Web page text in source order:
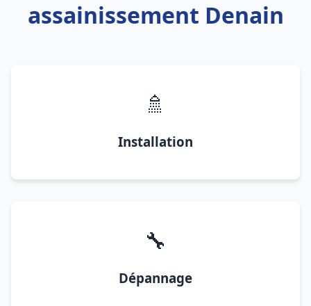
assainissement Denain
🚿
Installation
🔧
Dépannage